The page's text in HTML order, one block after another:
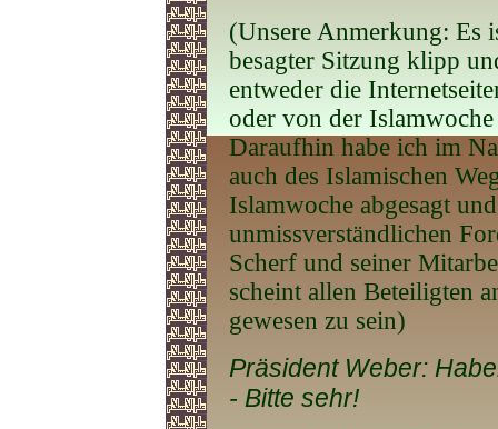
(Unsere Anmerkung: Es
besagter Sitzung klipp
entweder die
oder von der
Daraufhin habe ich im
auch des Islamischen
Islamwoche abgesagt
unmissverständlichen
Scherf und seiner
scheint allen Beteiligten
gewesen zu sein)
Präsident Weber:
- Bitte sehr!